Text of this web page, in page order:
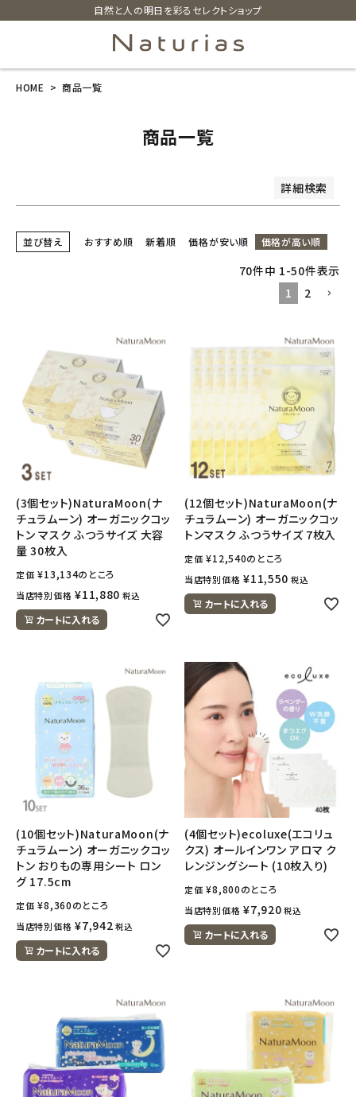
自然と人の明日を彩るセレクトショップ
カテゴリーから探す
日用品雑貨
フェムケア
インナー・下着・ナイトウェア
キッズ・ベビー・マタニティ
キッチン用品
フード・ドリンク
ブランド
オリジナルブランド
ナチュラムーン
エコリュクス
エコメイト
ナチュラプラス
アルマウィン
アルモニベルツ
コラム・スタッフのおすすめ
アカウント情報
ようこそ ゲスト 様
HOME 商品一覧
商品一覧
詳細検索
商品番号/JANコード
並び替え おすすめ順 新着順 価格が安い順 価格が高い順
70件中 1-50件表示
1
2
(3個セット)NaturaMoon(ナ
チュラムーン) オーガニックコッ
トン マスク ふつうサイズ 大容
量 30枚入
定価 ¥13,134のところ
当店特別価格 ¥11,880 税込
カートに入れる
(12個セット)NaturaMoon(ナ
チュラムーン) オーガニックコッ
トンマスク ふつうサイズ 7枚入
定価 ¥12,540のところ
当店特別価格 ¥11,550 税込
カートに入れる
(10個セット)NaturaMoon(ナ
チュラムーン) オーガニックコッ
トン おりもの専用シート ロン
グ 17.5cm
定価 ¥8,360のところ
当店特別価格 ¥7,942 税込
カートに入れる
(4個セット)ecoluxe(エコリュ
クス) オールインワン アロマ ク
レンジングシート (10枚入り)
定価 ¥8,800のところ
当店特別価格 ¥7,920 税込
カートに入れる